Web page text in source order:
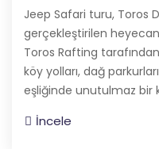
Jeep Safari turu, Toros
gerçekleştirilen
Toros Rafting
köy yolları, dağ
eşliğinde unutulmaz bir
İncele